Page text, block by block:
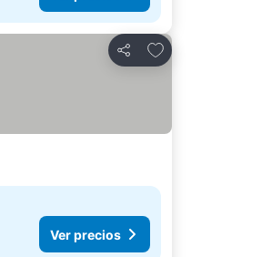
Compartir
Agregar a favoritos
Ver precios